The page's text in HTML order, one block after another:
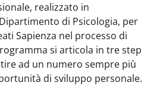
realizzato in
di Psicologia, per
Sapienza nel processo di
si articola in tre step
ad un numero sempre più
di sviluppo personale.